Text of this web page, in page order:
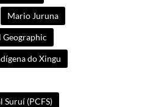
Mario Juruna
Geographic
do Xingu
(PCFS)